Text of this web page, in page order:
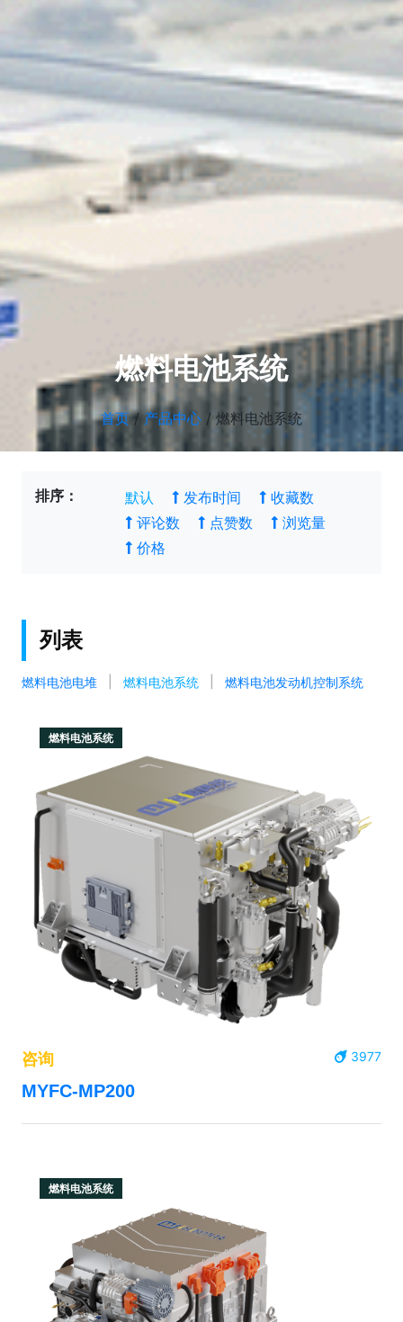
燃料电池系统
首页/ 产品中心 / 燃料电池系统
排序： 默认 发布时间
收藏数
评论数
点赞数
浏览量
价格
列表
燃料电池电堆 燃料电池系统 燃料电池发动机控制系统
燃料电池系统
3977
咨询
MYFC-MP200
燃料电池系统